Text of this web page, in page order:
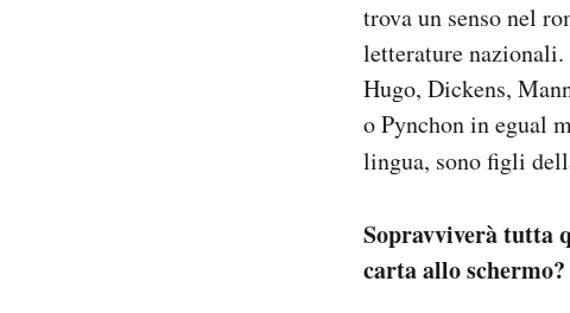
trova un senso nel
letterature
Hugo, Dickens,
o Pynchon in egual
lingua, sono figli
Sopravviverà tutta
carta allo schermo?